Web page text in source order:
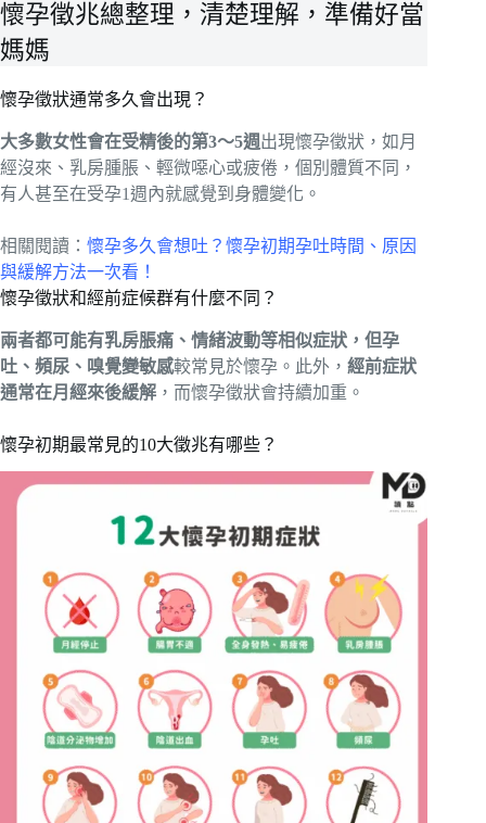
懷孕徵兆總整理，清楚理解，準備好當
媽媽
懷孕徵狀通常多久會出現？
大多數女性會在受精後的第3～5週出現懷孕徵狀，如月
經沒來、乳房腫脹、輕微噁心或疲倦，個別體質不同，
有人甚至在受孕1週內就感覺到身體變化。
相關閱讀： 懷孕多久會想吐？懷孕初期孕吐時間、原因
與緩解方法一次看！
懷孕徵狀和經前症候群有什麼不同？
兩者都可能有乳房脹痛、情緒波動等相似症狀，但孕
吐、頻尿、嗅覺變敏感較常見於懷孕。此外， 經前症狀
通常在月經來後緩解 ，而懷孕徵狀會持續加重。
懷孕初期最常見的10大徵兆有哪些？